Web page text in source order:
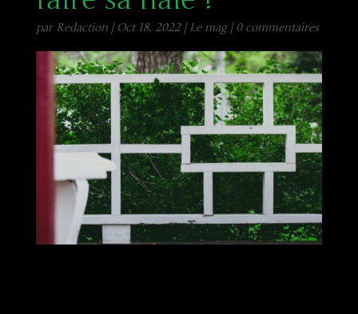
par Redaction| Oct 18, 2022| Le mag|0 commentaires